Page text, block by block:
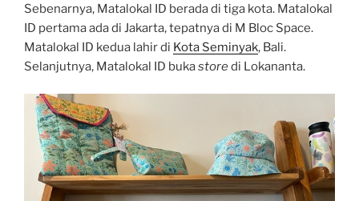
Sebenarnya, Matalokal ID berada di tiga kota. Matalokal
ID pertama ada di Jakarta, tepatnya di M Bloc Space.
Matalokal ID kedua lahir di Kota Seminyak, Bali.
Selanjutnya, Matalokal ID bukastoredi Lokananta.